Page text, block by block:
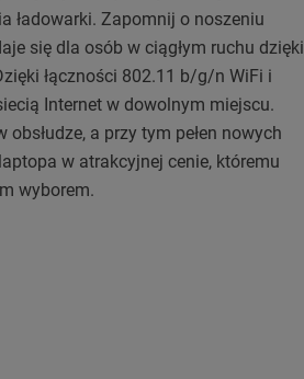
ładowarki. Zapomnij o noszeniu
się dla osób w ciągłym ruchu dzięki
łączności 802.11 b/g/n WiFi i
Internet w dowolnym miejscu.
a przy tym pełen nowych
w atrakcyjnej cenie, któremu
wyborem.